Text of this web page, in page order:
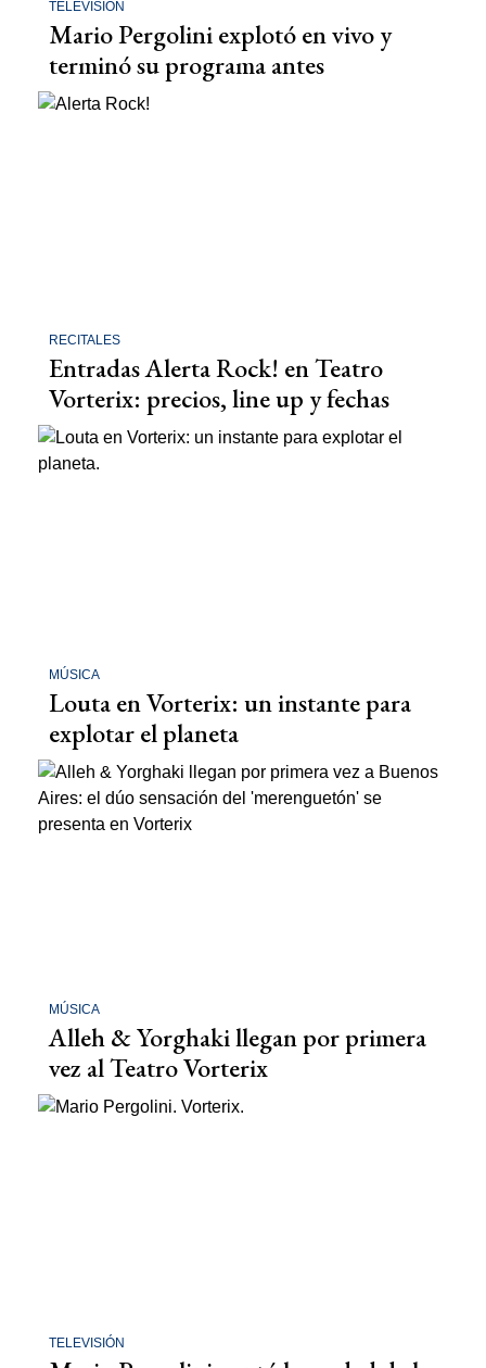
TELEVISIÓN
Mario Pergolini explotó en vivo y
terminó su programa antes
RECITALES
Entradas Alerta Rock! en Teatro
Vorterix: precios, line up y fechas
MÚSICA
Louta en Vorterix: un instante para
explotar el planeta
MÚSICA
Alleh & Yorghaki llegan por primera
vez al Teatro Vorterix
TELEVISIÓN